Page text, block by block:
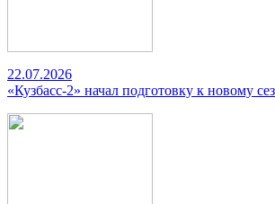
22.07.2026
«Кузбасс-2» начал подготовку к новому